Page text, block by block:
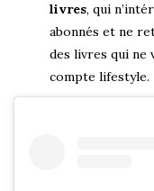
livres, qui
abonnés et ne
des livres qui ne
compte lifestyle.